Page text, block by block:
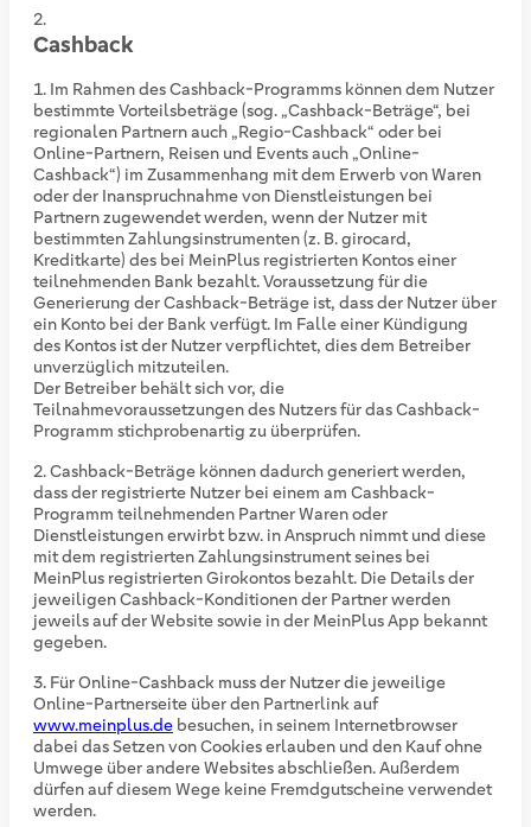
Cashback
Im Rahmen des Cashback-Programms können dem Nutzer
bestimmte Vorteilsbeträge (sog. „Cashback-Beträge“, bei
regionalen Partnern auch „Regio-Cashback“ oder bei
Online-Partnern, Reisen und Events auch „Online-
Cashback“) im Zusammenhang mit dem Erwerb von Waren
oder der Inanspruchnahme von Dienstleistungen bei
Partnern zugewendet werden, wenn der Nutzer mit
bestimmten Zahlungsinstrumenten (z. B. girocard,
Kreditkarte) des bei MeinPlus registrierten Kontos einer
teilnehmenden Bank bezahlt. Voraussetzung für die
Generierung der Cashback-Beträge ist, dass der Nutzer über
ein Konto bei der Bank verfügt. Im Falle einer Kündigung
des Kontos ist der Nutzer verpflichtet, dies dem Betreiber
unverzüglich mitzuteilen.
Der Betreiber behält sich vor, die
Teilnahmevoraussetzungen des Nutzers für das Cashback-
Programm stichprobenartig zu überprüfen.
Cashback-Beträge können dadurch generiert werden,
dass der registrierte Nutzer bei einem am Cashback-
Programm teilnehmenden Partner Waren oder
Dienstleistungen erwirbt bzw. in Anspruch nimmt und diese
mit dem registrierten Zahlungsinstrument seines bei
MeinPlus registrierten Girokontos bezahlt. Die Details der
jeweiligen Cashback-Konditionen der Partner werden
jeweils auf der Website sowie in der MeinPlus App bekannt
gegeben.
Für Online-Cashback muss der Nutzer die jeweilige
Online-Partnerseite über den Partnerlink auf
www.meinplus.de besuchen, in seinem Internetbrowser
dabei das Setzen von Cookies erlauben und den Kauf ohne
Umwege über andere Websites abschließen. Außerdem
dürfen auf diesem Wege keine Fremdgutscheine verwendet
werden.